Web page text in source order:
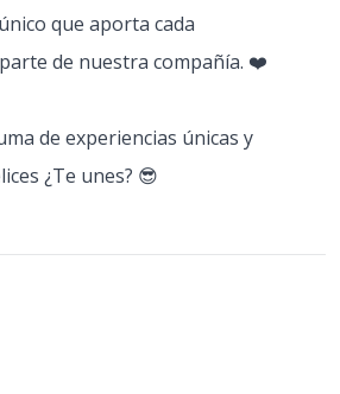
que aporta cada
de nuestra compañía. ❤️
de experiencias únicas y
¿Te unes? 😎